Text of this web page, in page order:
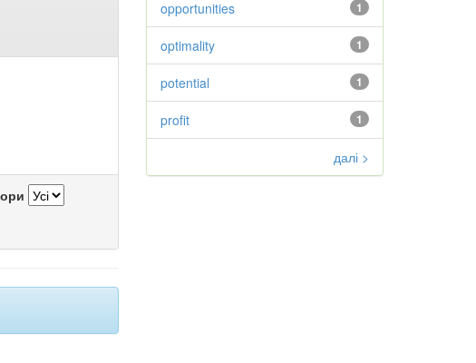
1
opportunities
1
optimality
1
potential
1
profit
далі >